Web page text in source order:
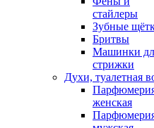
стайлеры
Зубные
Бритвы
Машинки
стрижки
Духи, туалетная
женская